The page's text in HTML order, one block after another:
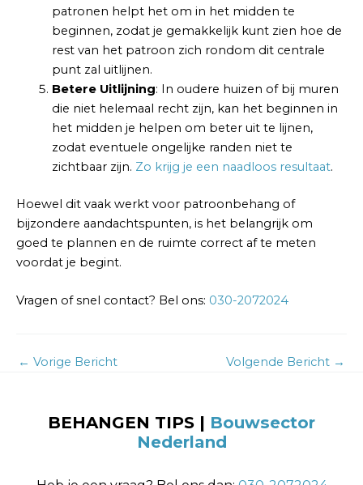
patronen helpt het om in het midden te
beginnen, zodat je gemakkelijk kunt zien hoe de
rest van het patroon zich rondom dit centrale
punt zal uitlijnen.
Betere Uitlijning: In oudere huizen of bij muren
die niet helemaal recht zijn, kan het beginnen in
het midden je helpen om beter uit te lijnen,
zodat eventuele ongelijke randen niet te
zichtbaar zijn. Zo krijg je een naadloos resultaat.
Hoewel dit vaak werkt voor patroonbehang of
bijzondere aandachtspunten, is het belangrijk om
goed te plannen en de ruimte correct af te meten
voordat je begint.
Vragen of snel contact? Bel ons: 030-2072024
← Vorige Bericht Volgende Bericht →
BEHANGEN TIPS | Bouwsector
Nederland